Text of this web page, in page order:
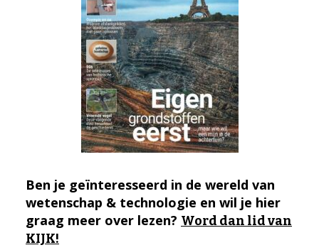
Ben je geïnteresseerd in de wereld van
wetenschap & technologie en wil je hier
graag meer over lezen? Word dan lid van
KIJK!